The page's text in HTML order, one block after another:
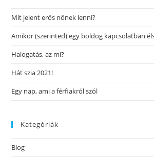
Mit jelent erős nőnek lenni?
Amikor (szerinted) egy boldog kapcsolatban
Halogatás, az mi?
Hát szia 2021!
Egy nap, ami a férfiakról szól
Kategóriák
Blog